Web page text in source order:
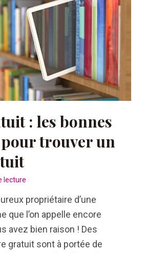
: les bonnes
pour trouver un
lecture
propriétaire d’une
que l’on appelle encore
avez bien raison ! Des
gratuit sont à portée de